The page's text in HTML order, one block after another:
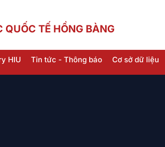
TẾ HỒNG BÀNG
HIU Tin tức - Thông báo Cơ sở dữ liệu